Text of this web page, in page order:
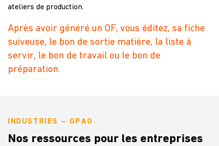
ateliers de production.
Après avoir généré un OF, vous éditez, sa fiche
suiveuse, le bon de sortie matière, la liste à
servir, le bon de travail ou le bon de
préparation.
INDUSTRIES – GPAO
Nos ressources pour les entreprises